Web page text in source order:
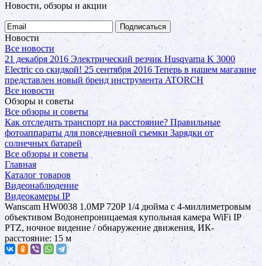
Новости, обзоры и акции
Подписаться
Новости
Все новости
21 декабря 2016 Электрический резчик Husqvarna K 3000
Electric со скидкой! 25 сентября 2016 Теперь в нашем магазине
представлен новый бренд инструмента ATORCH
Все новости
Обзоры и советы
Все обзоры и советы
Как отследить транспорт на расстояние? Правильные
фотоаппараты для повседневной съемки Зарядки от
солнечных батарей
Все обзоры и советы
Главная
Каталог товаров
Видеонаблюдение
Видеокамеры IP
Wanscam HW0038 1.0MP 720P 1/4 дюйма с 4-миллиметровым
объективом Водонепроницаемая купольная камера WiFi IP
PTZ, ночное видение / обнаружение движения, ИК-
расстояние: 15 м